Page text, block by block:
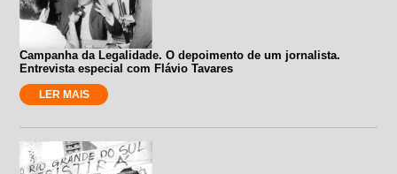
Campanha da Legalidade. O depoimento de um jornalista.
Entrevista especial com Flávio Tavares
LER MAIS